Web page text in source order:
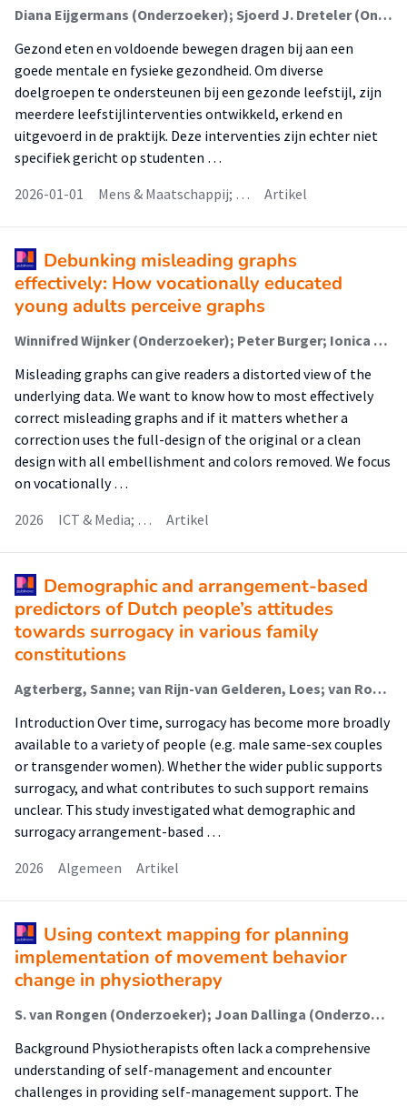
Diana Eijgermans (Onderzoeker); Sjoerd J. Dreteler (Onderzoeker); Astrid S. Doorduijn (Onderzoeker); Joan Dallinga (Onderzoeker); M.A.M. (Monique) Berger (Lector); S.I. (Sanne) de Vries (Lector)
Gezond eten en voldoende bewegen dragen bij aan een
goede mentale en fysieke gezondheid. Om diverse
doelgroepen te ondersteunen bij een gezonde leefstijl, zijn
meerdere leefstijlinterventies ontwikkeld, erkend en
uitgevoerd in de praktijk. Deze interventies zijn echter niet
specifiek gericht op studenten …
2026-01-01
Mens & Maatschappij; … Artikel
Debunking misleading graphs
effectively: How vocationally educated
young adults perceive graphs
Winnifred Wijnker (Onderzoeker); Peter Burger; Ionica Smeets; Sanne Willems
Misleading graphs can give readers a distorted view of the
underlying data. We want to know how to most effectively
correct misleading graphs and if it matters whether a
correction uses the full-design of the original or a clean
design with all embellishment and colors removed. We focus
on vocationally …
2026
ICT & Media; … Artikel
Demographic and arrangement-based
predictors of Dutch people’s attitudes
towards surrogacy in various family
constitutions
Agterberg, Sanne; van Rijn-van Gelderen, Loes; van Rooij, Floor; de Vos, Maurits; Jaspers, Eva; Fukkink, Ruben (Lectoraat De Pedagogische Functie Van Onderwijs En Opvoeding); Mochtar, Monique; Goddijn, Mariëtte; Bos, Henny
Introduction Over time, surrogacy has become more broadly
available to a variety of people (e.g. male same-sex couples
or transgender women). Whether the wider public supports
surrogacy, and what contributes to such support remains
unclear. This study investigated what demographic and
surrogacy arrangement-based …
2026
Algemeen Artikel
Using context mapping for planning
implementation of movement behavior
change in physiotherapy
S. van Rongen (Onderzoeker); Joan Dallinga (Onderzoeker); A. Feleus (Onderzoeker); Ingrid Rosbergen (Onderzoeker); Alice Schut (Onderzoeker); M. Bik (Onderzoeker); Petra Siemonsma (Onderzoeker); S.I. (Sanne) de Vries (Lector); Arlette Hesselink (Onderzoeker)
Background Physiotherapists often lack a comprehensive
understanding of self-management and encounter
challenges in providing self-management support. The